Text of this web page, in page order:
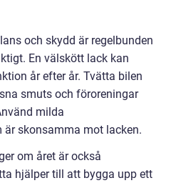
och skydd är regelbunden
En välskött lack kan
år efter år. Tvätta bilen
smuts och föroreningar
milda
är skonsamma mot lacken.
om året är också
hjälper till att bygga upp ett